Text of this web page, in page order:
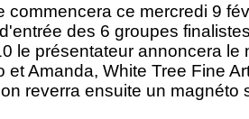
commencera ce mercredi 9
des 6 groupes
le présentateur annoncera le
et Amanda, White Tree Fine
reverra ensuite un magnéto